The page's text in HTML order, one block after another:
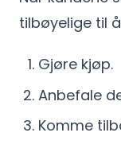
tilbøyelige til
Gjøre kjøp.
Anbefale
Komme